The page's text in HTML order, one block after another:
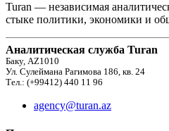
Turan — независимая
стыке политики, экономики и
Аналитическая служба Turan
Баку, AZ1010
Ул. Сулеймана Рагимова 186, кв. 24
Тел.: (+99412) 440 11 96
agency@turan.az